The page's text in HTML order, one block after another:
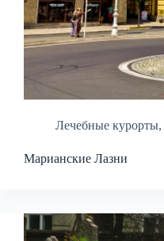
Лечебные курорты,
Марианские Лазни